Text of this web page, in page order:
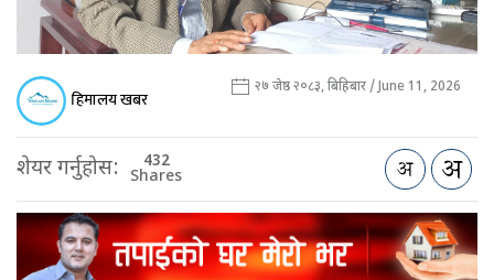
हिमालय खबर २७ जेष्ठ २०८३, बिहिबार / June 11, 2026
शेयर गर्नुहोस: 432
Shares